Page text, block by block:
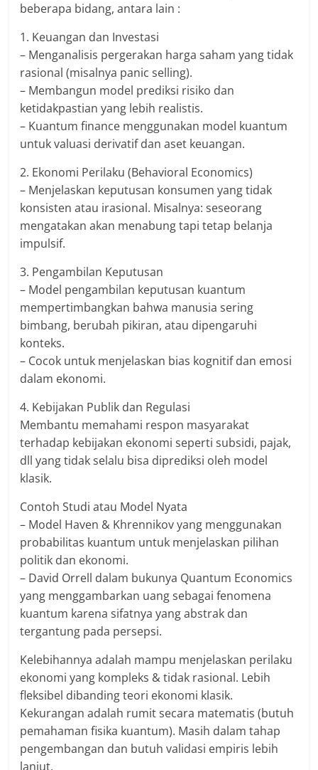
beberapa bidang, antara lain :
1. Keuangan dan Investasi
– Menganalisis pergerakan harga saham yang tidak
rasional (misalnya panic selling).
– Membangun model prediksi risiko dan
ketidakpastian yang lebih realistis.
– Kuantum finance menggunakan model kuantum
untuk valuasi derivatif dan aset keuangan.
2. Ekonomi Perilaku (Behavioral Economics)
– Menjelaskan keputusan konsumen yang tidak
konsisten atau irasional. Misalnya: seseorang
mengatakan akan menabung tapi tetap belanja
impulsif.
3. Pengambilan Keputusan
– Model pengambilan keputusan kuantum
mempertimbangkan bahwa manusia sering
bimbang, berubah pikiran, atau dipengaruhi
konteks.
– Cocok untuk menjelaskan bias kognitif dan emosi
dalam ekonomi.
4. Kebijakan Publik dan Regulasi
Membantu memahami respon masyarakat
terhadap kebijakan ekonomi seperti subsidi, pajak,
dll yang tidak selalu bisa diprediksi oleh model
klasik.
Contoh Studi atau Model Nyata
– Model Haven & Khrennikov yang menggunakan
probabilitas kuantum untuk menjelaskan pilihan
politik dan ekonomi.
– David Orrell dalam bukunya Quantum Economics
yang menggambarkan uang sebagai fenomena
kuantum karena sifatnya yang abstrak dan
tergantung pada persepsi.
Kelebihannya adalah mampu menjelaskan perilaku
ekonomi yang kompleks & tidak rasional. Lebih
fleksibel dibanding teori ekonomi klasik.
Kekurangan adalah rumit secara matematis (butuh
pemahaman fisika kuantum). Masih dalam tahap
pengembangan dan butuh validasi empiris lebih
lanjut.